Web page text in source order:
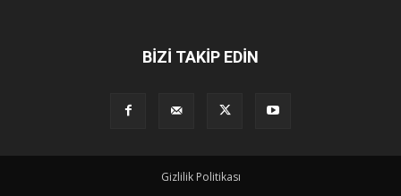
BİZİ TAKİP EDİN
Gizlilik Politikası